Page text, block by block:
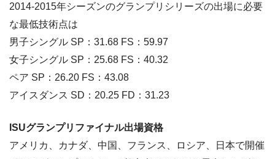
2014-2015年シーズンのグランプリシリーズの出場に必要
な最低技術点は
男子シングル SP：31.68 FS：59.97
女子シングル SP：25.68 FS：40.32
ペア SP：26.20 FS：43.08
アイスダンス SD：20.25 FD：31.23
ISUグランプリファイナル出場資格
アメリカ、カナダ、中国、フランス、ロシア、日本で開催